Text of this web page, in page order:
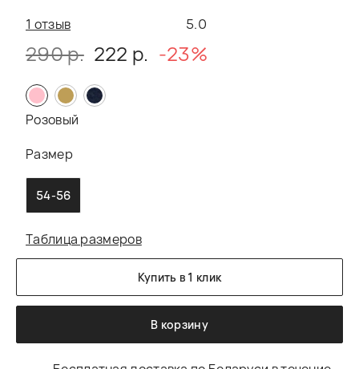
1 отзыв
5.0
290 р. 222 р. -23%
Розовый
Размер
54-56
Таблица размеров
Купить в 1 клик
В корзину